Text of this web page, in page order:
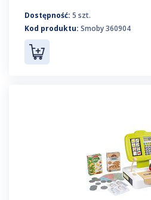
Dostępność: 5 szt.
Kod produktu: Smoby 360904